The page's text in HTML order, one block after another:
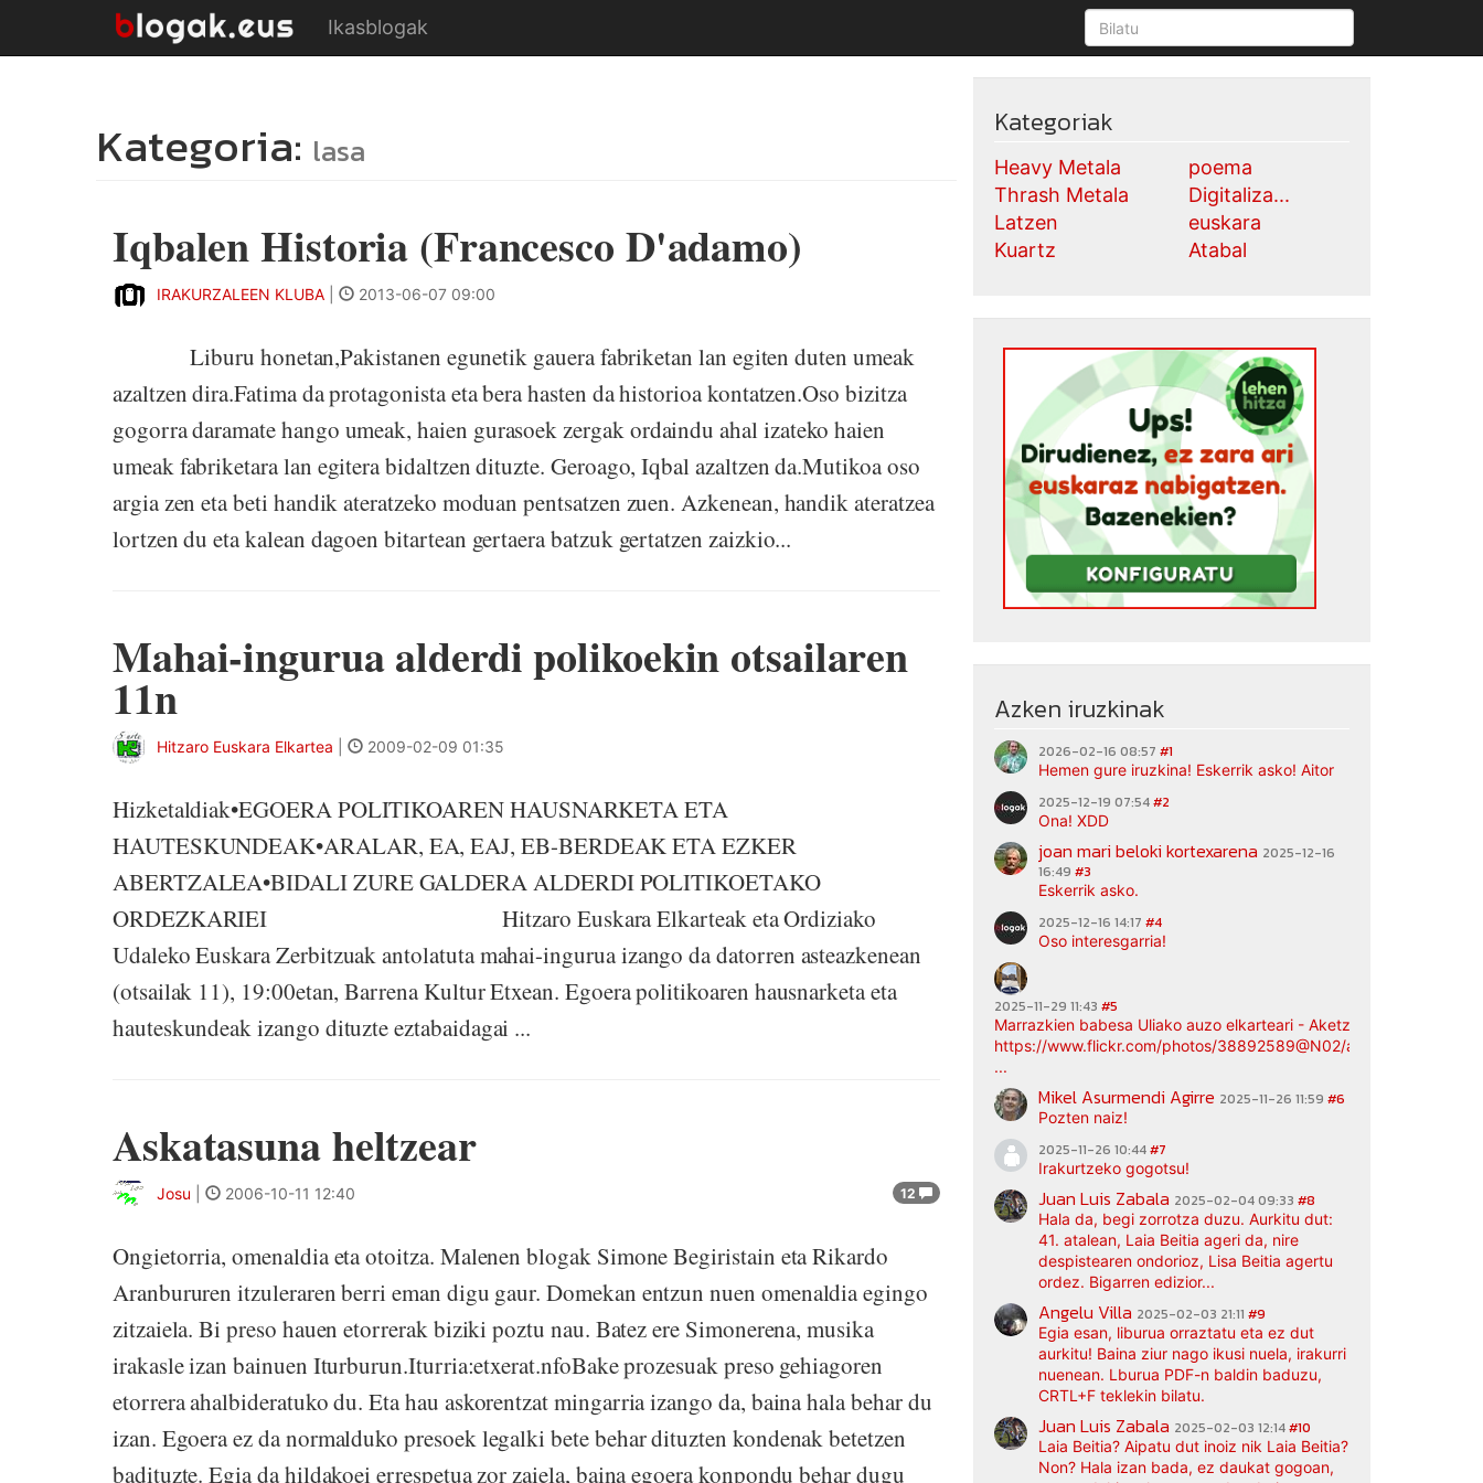
Ikasblogak
Kategoria: lasa
Iqbalen Historia (Francesco D'adamo)
IRAKURZALEEN KLUBA 2013-06-07 09:00
Liburu honetan,Pakistanen egunetik gauera fabriketan lan egiten duten umeak
azaltzen dira.Fatima da protagonista eta bera hasten da historioa kontatzen.Oso bizitza
gogorra daramate hango umeak, haien gurasoek zergak ordaindu ahal izateko haien
umeak fabriketara lan egitera bidaltzen dituzte. Geroago, Iqbal azaltzen da.Mutikoa oso
argia zen eta beti handik ateratzeko moduan pentsatzen zuen. Azkenean, handik ateratzea
lortzen du eta kalean dagoen bitartean gertaera batzuk gertatzen zaizkio...
Mahai-ingurua alderdi polikoekin otsailaren
11n
Hitzaro Euskara Elkartea 2009-02-09 01:35
Hizketaldiak•EGOERA POLITIKOAREN HAUSNARKETA ETA
HAUTESKUNDEAK•ARALAR, EA, EAJ, EB-BERDEAK ETA EZKER
ABERTZALEA•BIDALI ZURE GALDERA ALDERDI POLITIKOETAKO
ORDEZKARIEI Hitzaro Euskara Elkarteak eta Ordiziako
Udaleko Euskara Zerbitzuak antolatuta mahai-ingurua izango da datorren asteazkenean
(otsailak 11), 19:00etan, Barrena Kultur Etxean. Egoera politikoaren hausnarketa eta
hauteskundeak izango dituzte eztabaidagai ...
Askatasuna heltzear
12
Josu 2006-10-11 12:40
Ongietorria, omenaldia eta otoitza. Malenen blogak Simone Begiristain eta Rikardo
Aranbururen itzuleraren berri eman digu gaur. Domekan entzun nuen omenaldia egingo
zitzaiela. Bi preso hauen etorrerak biziki poztu nau. Batez ere Simonerena, musika
irakasle izan bainuen Iturburun.Iturria:etxerat.nfoBake prozesuak preso gehiagoren
etorrera ahalbideratuko du. Eta hau askorentzat mingarria izango da, baina hala behar du
izan. Egoera ez da normalduko presoek legalki bete behar dituzten kondenak betetzen
badituzte. Egia da hildakoei errespetua zor zaiela, baina egoera konpondu behar dugu
Kategoriak
Heavy Metala
Thrash Metala
Latzen
Kuartz
poema
Digitaliza...
euskara
Atabal
Azken iruzkinak
2026-02-16 08:57 #1
Hemen gure iruzkina! Eskerrik asko! Aitor
2025-12-19 07:54#2
Ona! XDD
joan mari beloki kortexarena 2025-12-16
16:49 #3
Eskerrik asko.
2025-12-16 14:17 #4
Oso interesgarria!
2025-11-29 11:43 #5
Marrazkien babesa Uliako auzo elkarteari - Aketz etxea (argazki
https://www.flickr.com/photos/38892589@N02/albums/
...
Mikel Asurmendi Agirre 2025-11-26 11:59 #6
Pozten naiz!
2025-11-26 10:44#7
Irakurtzeko gogotsu!
Juan Luis Zabala 2025-02-04 09:33 #8
Hala da, begi zorrotza duzu. Aurkitu dut:
41. atalean, Laia Beitia ageri da, nire
despistearen ondorioz, Lisa Beitia agertu
ordez. Bigarren edizior...
Angelu Villa 2025-02-03 21:11 #9
Egia esan, liburua orraztatu eta ez dut
aurkitu! Baina ziur nago ikusi nuela, irakurri
nuenean. Lburua PDF-n baldin baduzu,
CRTL+F teklekin bilatu.
Juan Luis Zabala 2025-02-03 12:14#10
Laia Beitia? Aipatu dut inoiz nik Laia Beitia?
Non? Hala izan bada, ez daukat gogoan,